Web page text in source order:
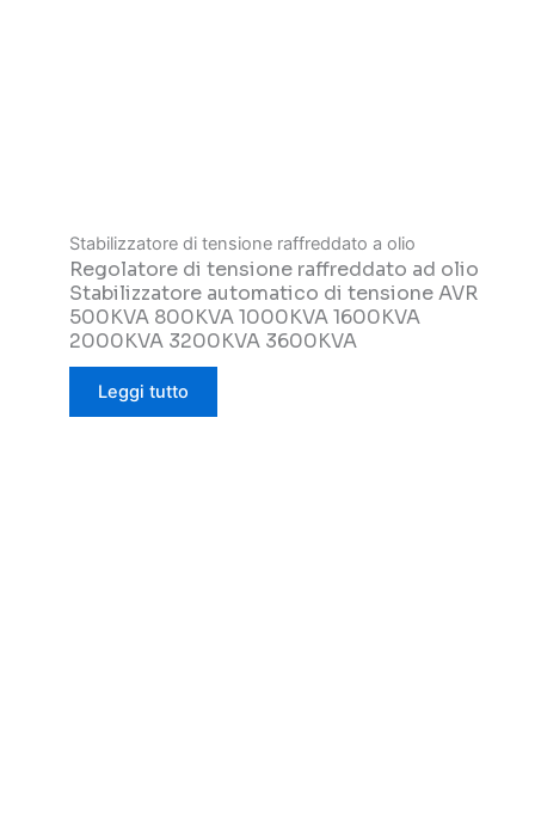
Stabilizzatore di tensione raffreddato a olio
Regolatore di tensione raffreddato ad olio
Stabilizzatore automatico di tensione AVR
500KVA 800KVA 1000KVA 1600KVA
2000KVA 3200KVA 3600KVA
Leggi tutto